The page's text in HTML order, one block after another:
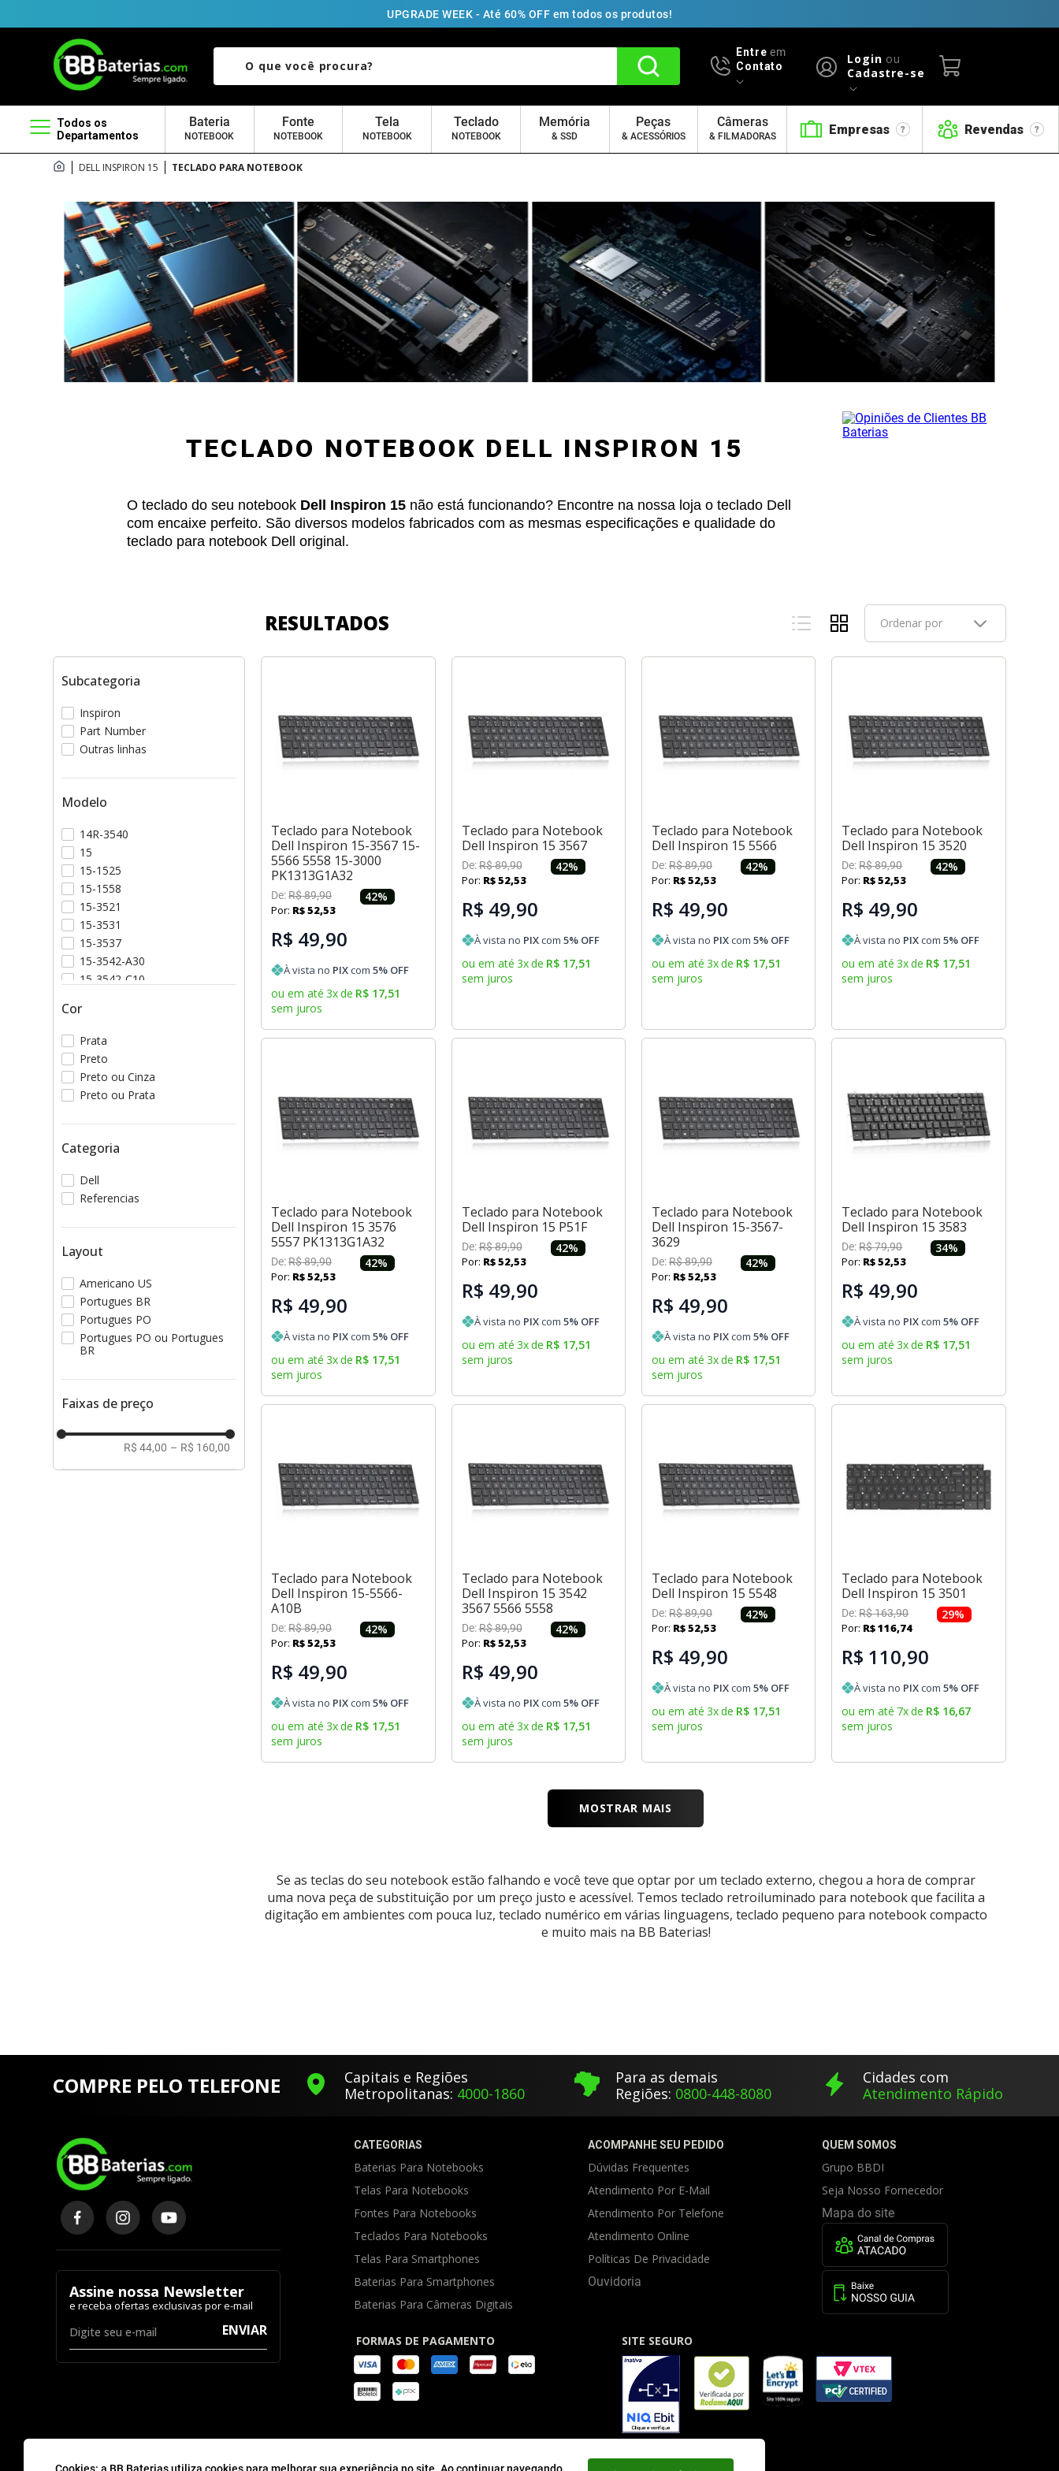
UPGRADE WEEK - Até 60% OFF em todos os produtos!
O que você procura? Entre em
Contato
Login ou
Cadastre-se
Todos os
Departamentos
Bateria
NOTEBOOK
Fonte
NOTEBOOK
Tela
NOTEBOOK
Teclado
NOTEBOOK
Memória
& SSD
Peças
& ACESSÓRIOS
Câmeras
& FILMADORAS Empresas Revendas
DELL INSPIRON 15 TECLADO PARA NOTEBOOK
TECLADO NOTEBOOK DELL INSPIRON 15
O teclado do seu notebook Dell Inspiron 15 não está funcionando? Encontre na nossa loja o teclado Dell
com encaixe perfeito. São diversos modelos fabricados com as mesmas especificações e qualidade do
teclado para notebook Dell original.
Subcategoria
Inspiron
Part Number
Outras linhas
Modelo
14R-3540
15
15-1525
15-1558
15-3521
15-3531
15-3537
15-3542-A30
15-3542-C10
Cor
Prata
Preto
Preto ou Cinza
Preto ou Prata
Categoria
Dell
Referencias
Layout
Americano US
Portugues BR
Portugues PO
Portugues PO ou Portugues
BR
Faixas de preço
R$ 44,00 – R$ 160,00
RESULTADOS Ordenar por
Teclado para Notebook
Dell Inspiron 15-3567 15-
5566 5558 15-3000
PK1313G1A32
De:R$89,90 42%
Por: R$52,53
R$ 49,90
À vista no PIXcom5% OFF
ou em até 3xde R$ 17,51
sem juros
Teclado para Notebook
Dell Inspiron 15 3567
De:R$89,90 42%
Por: R$52,53
R$ 49,90
À vista no PIXcom 5% OFF
ou em até 3xde R$ 17,51
sem juros
Teclado para Notebook
Dell Inspiron 15 5566
De:R$89,90 42%
Por: R$52,53
R$ 49,90
À vista no PIXcom 5% OFF
ou em até 3xde R$ 17,51
sem juros
Teclado para Notebook
Dell Inspiron 15 3520
De:R$89,90 42%
Por: R$52,53
R$ 49,90
À vista no PIXcom5% OFF
ou em até 3xde R$ 17,51
sem juros
Teclado para Notebook
Dell Inspiron 15 3576
5557 PK1313G1A32
De:R$89,90 42%
Por: R$52,53
R$ 49,90
À vista no PIXcom5% OFF
ou em até 3xde R$ 17,51
sem juros
Teclado para Notebook
Dell Inspiron 15 P51F
De:R$89,90 42%
Por: R$52,53
R$ 49,90
À vista no PIXcom 5% OFF
ou em até 3xde R$ 17,51
sem juros
Teclado para Notebook
Dell Inspiron 15-3567-
3629
De:R$89,90 42%
Por: R$52,53
R$ 49,90
À vista no PIXcom 5% OFF
ou em até 3xde R$ 17,51
sem juros
Teclado para Notebook
Dell Inspiron 15 3583
De:R$79,90 34%
Por: R$52,53
R$ 49,90
À vista no PIXcom5% OFF
ou em até 3xde R$ 17,51
sem juros
Teclado para Notebook
Dell Inspiron 15-5566-
A10B
De:R$89,90 42%
Por: R$52,53
R$ 49,90
À vista no PIXcom5% OFF
ou em até 3xde R$ 17,51
sem juros
Teclado para Notebook
Dell Inspiron 15 3542
3567 5566 5558
De:R$89,90 42%
Por: R$52,53
R$ 49,90
À vista no PIXcom 5% OFF
ou em até 3xde R$ 17,51
sem juros
Teclado para Notebook
Dell Inspiron 15 5548
De:R$89,90 42%
Por: R$52,53
R$ 49,90
À vista no PIXcom 5% OFF
ou em até 3xde R$ 17,51
sem juros
Teclado para Notebook
Dell Inspiron 15 3501
De:R$163,90 29%
Por: R$116,74
R$ 110,90
À vista no PIXcom5% OFF
ou em até 7xde R$ 16,67
sem juros
MOSTRAR MAIS
Se as teclas do seu notebook estão falhando e você teve que optar por um teclado externo, chegou a hora de comprar
uma nova peça de substituição por um preço justo e acessível. Temos teclado retroiluminado para notebook que facilita a
digitação em ambientes com pouca luz, teclado numérico em várias linguagens, teclado pequeno para notebook compacto
e muito mais na BB Baterias!
COMPRE PELO TELEFONE
Capitais e Regiões
Metropolitanas: 4000-1860
Para as demais
Regiões: 0800-448-8080
Cidades com
Atendimento Rápido
Assine nossa Newsletter
ENVIAR
CATEGORIAS
Baterias Para Notebooks
Telas Para Notebooks
Fontes Para Notebooks
Teclados Para Notebooks
Telas Para Smartphones
Baterias Para Smartphones
Baterias Para Câmeras Digitais
ACOMPANHE SEU PEDIDO
Dúvidas Frequentes
Atendimento Por E-Mail
Atendimento Por Telefone
Atendimento Online
Políticas De Privacidade
Ouvidoria
QUEM SOMOS
Grupo BBDI
Seja Nosso Fornecedor
Mapa do site
FORMAS DE PAGAMENTO SITE SEGURO